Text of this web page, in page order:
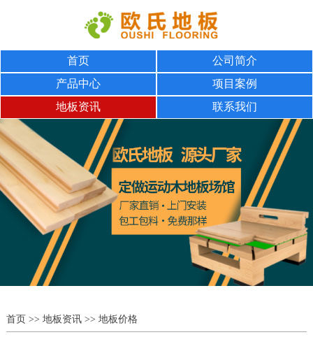
首页
公司简介
产品中心
项目案例
地板资讯
联系我们
首页>> 地板资讯>> 地板价格